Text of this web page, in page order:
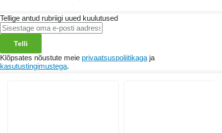
Tellige antud rubriigi uued kuulutused
Telli
Klõpsates nõustute meie privaatsuspoliitikaga ja
kasutustingimustega.